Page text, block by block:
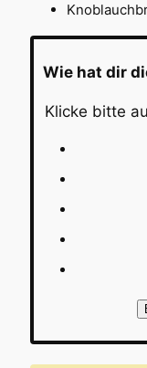
Wie hat dir
Klicke bitte